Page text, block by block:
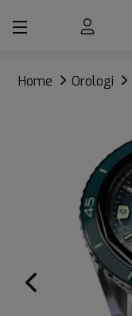
Home Orologi